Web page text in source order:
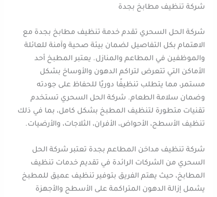
شركة تنظيف مطابخ بجدة
شركة الحل السحري تقدم خدمة تنظيف مطابخ بجدة مع
الاهتمام بكل التفاصيل لضمان بيئة صحية وآمنة للعائلة
والموظفين في المطاعم والمنازل. يعتبر المطبخ أحد
الأماكن التي تتعرض لتراكم الدهون والأوساخ بشكل
مستمر، مما يتطلب تنظيفًا دوريًا للحفاظ على جودته
وضمان سلامة الطعام. شركة الحل السحري تستخدم
تقنيات متطورة لتنظيف المطبخ بشكل كامل، بما في ذلك
تنظيف الأسطح، الأحواض، الأفران، الثلاجات، والأرضيات.
شركة تنظيف مداخن المطاعم بجدة تعتبر شركة الحل
السحري من الشركات الرائدة في تقديم خدمات تنظيف
المطابخ، حيث يهتم الفريق بتوفير تنظيف عميق للمطبخ
يشمل إزالة الدهون المتراكمة على الأسطح والأجهزة